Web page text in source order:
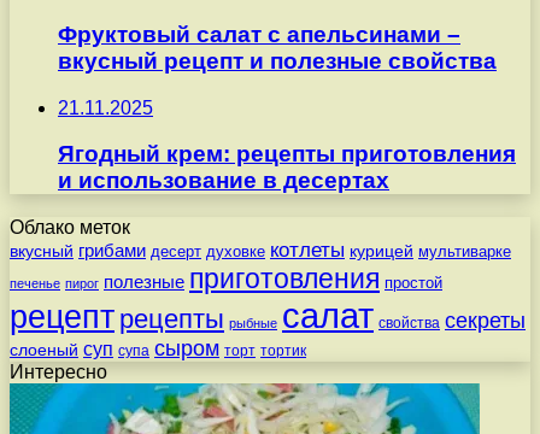
Фруктовый салат с апельсинами –
вкусный рецепт и полезные свойства
21.11.2025
Ягодный крем: рецепты приготовления
и использование в десертах
Облако меток
вкусный грибами десерт духовке котлеты курицей мультиварке
печенье пирог полезные приготовления простой
рецепт рецепты рыбные салат свойства секреты
слоеный суп супа сыром торт тортик
Интересно